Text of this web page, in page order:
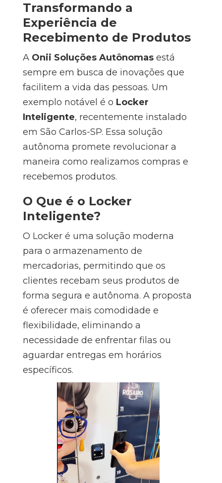
Transformando a
Experiência de
Recebimento de Produtos
A Onii Soluções Autônomasestá
sempre em busca de inovações que
facilitem a vida das pessoas. Um
exemplo notável é o Locker
Inteligente, recentemente instalado
em São Carlos-SP. Essa solução
autônoma promete revolucionar a
maneira como realizamos compras e
recebemos produtos.
O Que é o Locker
Inteligente?
O Locker é uma solução moderna
para o armazenamento de
mercadorias, permitindo que os
clientes recebam seus produtos de
forma segura e autônoma. A proposta
é oferecer mais comodidade e
flexibilidade, eliminando a
necessidade de enfrentar filas ou
aguardar entregas em horários
específicos.